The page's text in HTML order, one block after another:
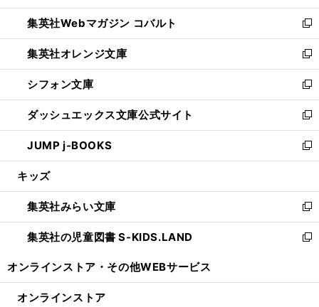
開
く
ウ
で
開
く
ン
ド
ウ
で
開
く
ウ
ィ
ン
ド
ウ
で
開
く
集英社Webマガジン コバルト
新
し
い
ウ
ィ
ン
ド
ウ
で
開
集英社オレンジ文庫
新
し
い
ウ
ィ
ン
ド
ウ
開
く
シフォン文庫
新
し
い
ウ
ィ
ン
ウ
で
開
く
ダッシュエックス文庫公式サイト
新
し
い
ウ
ン
ド
ウ
で
JUMP j-BOOKS
新
し
ウ
ィ
ン
ド
開
キッズ
集英社みらい文庫
新
し
い
ン
集英社の児童図書 S-KIDS.LAND
新
ウ
オンラインストア・ その他WEBサービス
オンラインストア